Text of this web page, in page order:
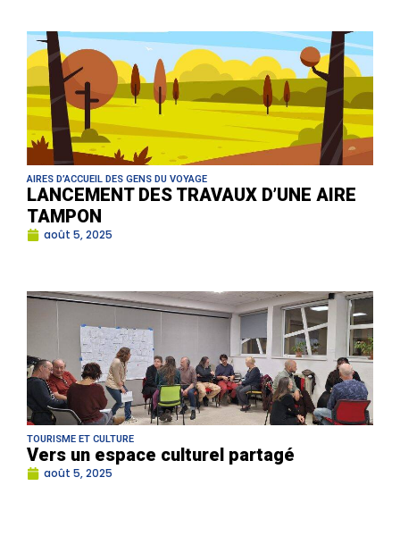
AIRES D’ACCUEIL DES GENS DU VOYAGE
LANCEMENT DES TRAVAUX D’UNE AIRE
TAMPON
août 5, 2025
TOURISME ET CULTURE
Vers un espace culturel partagé
août 5, 2025